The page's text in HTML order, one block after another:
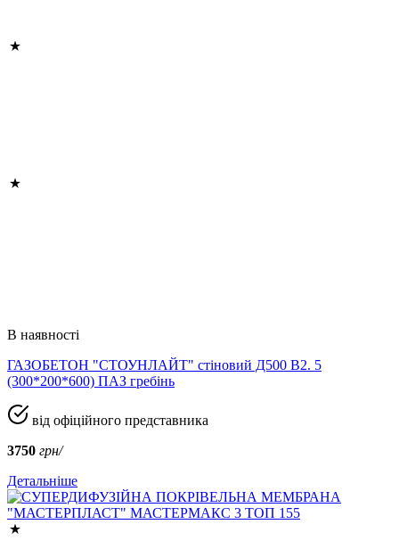
В наявності
ГАЗОБЕТОН "СТОУНЛАЙТ" стіновий Д500 В2. 5
(300*200*600) ПАЗ гребінь
від офіційного представника
3750 грн/
Детальніше